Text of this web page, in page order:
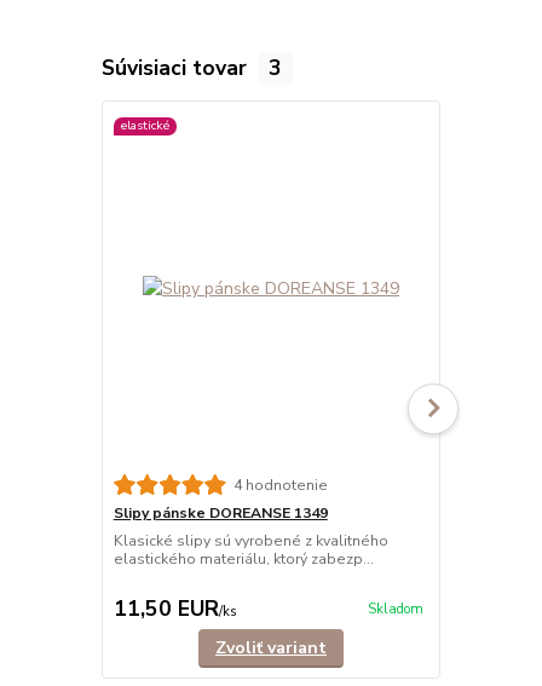
Súvisiaci tovar 3
elastické
4 hodnotenie
Slipy pánske DOREANSE 1349
Klasické slipy sú vyrobené z kvalitného
elastického materiálu, ktorý zabezp...
11,50 EUR/ks Skladom
Zvoliť variant